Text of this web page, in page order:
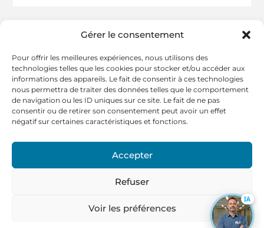
Gérer le consentement
Pour offrir les meilleures expériences, nous utilisons des
technologies telles que les cookies pour stocker et/ou accéder aux
informations des appareils. Le fait de consentir à ces technologies
nous permettra de traiter des données telles que le comportement
de navigation ou les ID uniques sur ce site. Le fait de ne pas
consentir ou de retirer son consentement peut avoir un effet
négatif sur certaines caractéristiques et fonctions.
Accepter
Refuser
Voir les préférences
IA